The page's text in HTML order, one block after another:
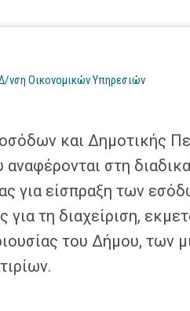
νση Οικονομικών Υπηρεσιών
και Δημοτικής
αναφέρονται στη
για είσπραξη των
για τη διαχείριση,
του Δήμου,